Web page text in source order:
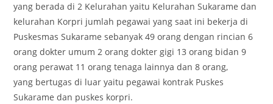
yang berada di 2 Kelurahan yaitu Kelurahan Sukarame dan
kelurahan Korpri jumlah pegawai yang saat ini bekerja di
Puskesmas Sukarame sebanyak 49 orang dengan rincian 6
orang dokter umum 2 orang dokter gigi 13 orang bidan 9
orang perawat 11 orang tenaga lainnya dan 8 orang,
yang bertugas di luar yaitu pegawai kontrak Puskes
Sukarame dan puskes korpri.